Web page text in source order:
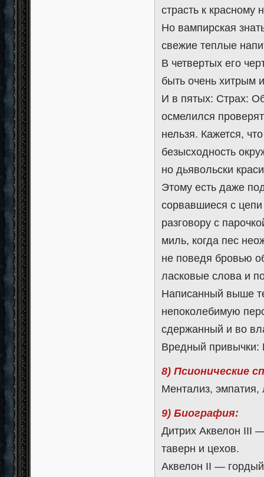
страсть к красному
Но вампирская
свежие теплые
В четвертых его
быть очень хитрым
И в пятых: Страх: Об
осмелился
нельзя. Кажется,
безысходность
но дьявольски
Этому есть даже
сорвавшиеся с
разговору с
миль, когда пес
не поведя бровью
ласковые слова и
Написанный выше
непоколебимую
сдержанный и во
Вредный привычки:
8) Псионические
Ментализ, эмпатия,
9) Биография:
Дитрих Аквелон III
таверн и цехов.
Аквелон II —